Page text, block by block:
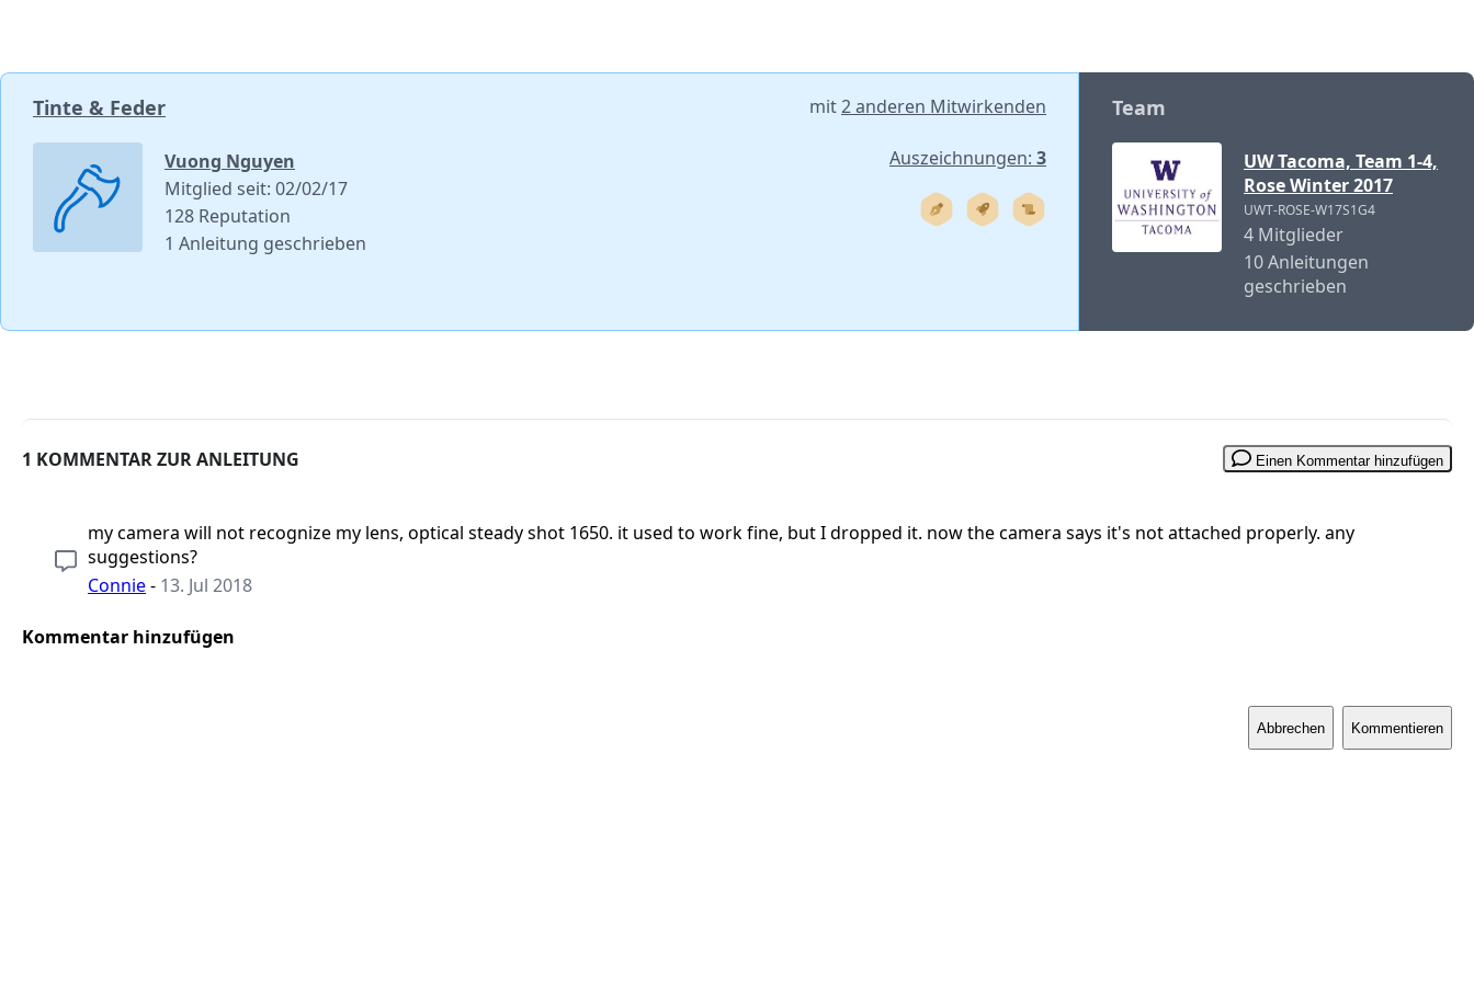
Tinte & Feder mit2 anderen Mitwirkenden
Vuong Nguyen
Mitglied seit: 02/02/17
128 Reputation
1 Anleitung geschrieben
Auszeichnungen: 3
Team
UW Tacoma, Team 1-4,
Rose Winter 2017
UWT-ROSE-W17S1G4
4 Mitglieder
10 Anleitungen
geschrieben
1 KOMMENTAR ZUR ANLEITUNG Einen Kommentar hinzufügen
my camera will not recognize my lens, optical steady shot 1650. it used to work fine, but I dropped it. now the camera says it's not attached properly. any
suggestions?
Connie- 13. Jul 2018
Kommentar hinzufügen
Abbrechen Kommentieren